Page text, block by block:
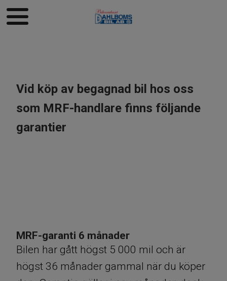
Vid köp av begagnad bil hos oss
som MRF-handlare finns följande
garantier
MRF-garanti 6 månader
Bilen har gått högst 5 000 mil och är
högst 36 månader gammal när du köper